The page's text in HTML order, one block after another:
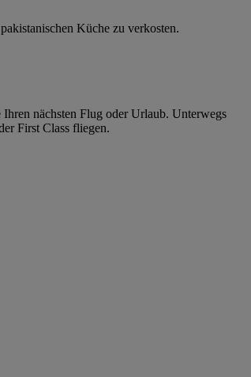
Küche zu verkosten.
nächsten Flug oder Urlaub. Unterwegs
First Class fliegen.